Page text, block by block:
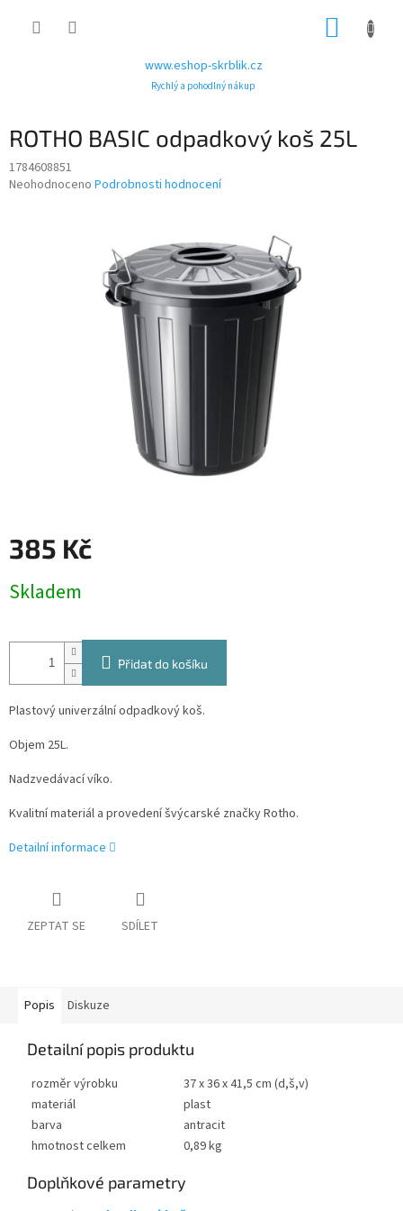
www.eshop-skrblik.cz
Rychlý a pohodlný nákup
ROTHO BASIC odpadkový koš 25L
1784608851
Průměrné
Neohodnoceno Podrobnosti hodnocení
385 Kč
cena:
Skladem
Přidat do košíku
Plastový univerzální odpadkový koš.
Objem 25L.
Nadzvedávací víko.
Kvalitní materiál a provedení švýcarské značky Rotho.
Detailní informace
ZEPTAT SE SDÍLET
Popis Diskuze
Detailní popis produktu
rozměr výrobku
37 x 36 x 41,5 cm (d,š,v)
materiál
plast
barva
antracit
hmotnost celkem
0,89 kg
Doplňkové parametry